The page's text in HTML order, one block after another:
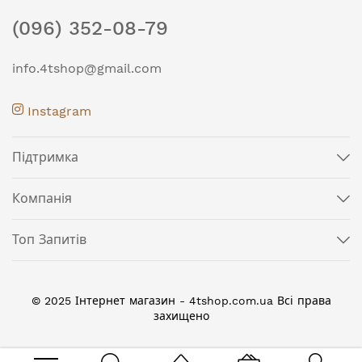
(096) 352-08-79
info.4tshop@gmail.com
Instagram
Підтримка
Компанія
Топ Запитів
© 2025 Інтернет магазин - 4tshop.com.ua Всі права
захищено